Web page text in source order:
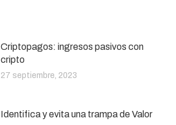
Criptopagos: ingresos pasivos con
cripto
27 septiembre, 2023
Identifica y evita una trampa de Valor